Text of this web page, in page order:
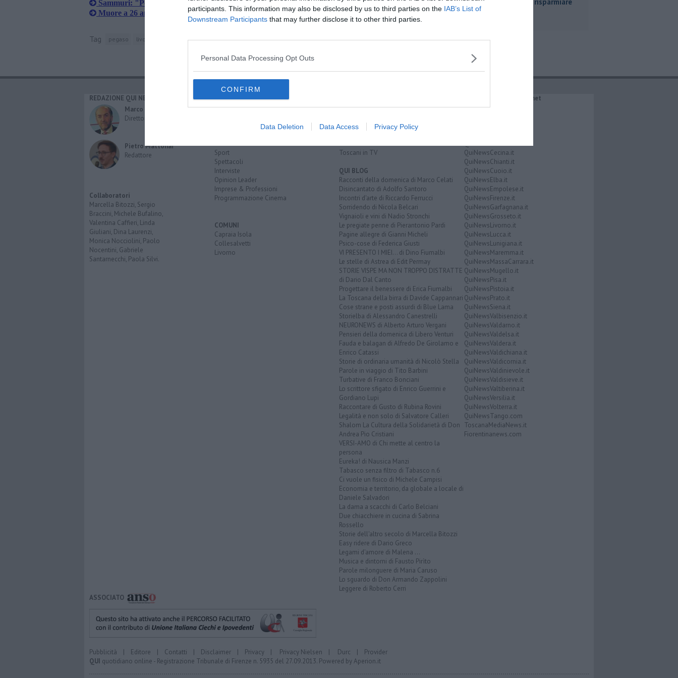
participants. This information may also be disclosed by us to third parties on the IAB’s List of
Downstream Participants that may further disclose it to other third parties.
Personal Data Processing Opt Outs
CONFIRM
Data Deletion Data Access Privacy Policy
Sammuri: "Poteva essere una tragedia"
Muore a 26 anni sulla A12
Tag pegaso livorno clavicola vigili del fuoco elisoccorso verricello pronto soccorso
REDAZIONE QUI NEWS
Marco Migli
Direttore Responsabile
Pietro Mattonai
Redattore
Collaboratori
Marcella Bitozzi, Sergio
Braccini, Michele Bufalino,
Valentina Caffieri, Linda
Giuliani, Dina Laurenzi,
Monica Nocciolini, Paolo
Nocentini, Gabriele
Santarnecchi, Paola Silvi.
CATEGORIE
Cronaca
Sport
Spettacoli
Interviste
Opinion Leader
Imprese & Professioni
Programmazione Cinema
COMUNI
Capraia Isola
Collesalvetti
Livorno
Le notizie di oggi
Più Letti del mese
Toscani in TV
QUI BLOG
Racconti della domenica di Marco Celati
Disincantato di Adolfo Santoro
Incontri d'arte di Riccardo Ferrucci
Sorridendo di Nicola Belcari
Vignaioli e vini di Nadio Stronchi
Le pregiate penne di Pierantonio Pardi
Pagine allegre di Gianni Micheli
Psico-cose di Federica Giusti
VI PRESENTO I MIEI... di Dino Fiumalbi
Le stelle di Astrea di Edit Permay
STORIE VISPE MA NON TROPPO DISTRATTE
di Dario Dal Canto
Progettare il benessere di Erica Fiumalbi
La Toscana della birra di Davide Cappannari
Cose strane e posti assurdi di Blue Lama
Storielba di Alessandro Canestrelli
NEURONEWS di Alberto Arturo Vergani
Pensieri della domenica di Libero Venturi
Fauda e balagan di Alfredo De Girolamo e
Enrico Catassi
Storie di ordinaria umanità di Nicolò Stella
Parole in viaggio di Tito Barbini
Turbative di Franco Bonciani
Lo scrittore sfigato di Enrico Guerrini e
Gordiano Lupi
Raccontare di Gusto di Rubina Rovini
Legalità e non solo di Salvatore Calleri
Shalom La Cultura della Solidarietà di Don
Andrea Pio Cristiani
VERSI-AMO di Chi mette al centro la
persona
Eureka! di Nausica Manzi
Tabasco senza filtro di Tabasco n.6
Ci vuole un fisico di Michele Campisi
Economia e territorio, da globale a locale di
Daniele Salvadori
La dama a scacchi di Carlo Belciani
Due chiacchiere in cucina di Sabrina
Rossello
Storie dell'altro secolo di Marcella Bitozzi
Easy ridere di Dario Greco
Legami d'amore di Malena ...
Musica e dintorni di Fausto Pirìto
Parole milonguere di Maria Caruso
Lo sguardo di Don Armando Zappolini
Leggere di Roberto Cerri
IL NETWORK QuiNews.net
QuiNewsAbetone.it
QuiNewsCecina.it
QuiNewsChianti.it
QuiNewsCuoio.it
QuiNewsElba.it
QuiNewsEmpolese.it
QuiNewsFirenze.it
QuiNewsGarfagnana.it
QuiNewsGrosseto.it
QuiNewsLivorno.it
QuiNewsLucca.it
QuiNewsLunigiana.it
QuiNewsMaremma.it
QuiNewsMassaCarrara.it
QuiNewsMugello.it
QuiNewsPisa.it
QuiNewsPistoia.it
QuiNewsPrato.it
QuiNewsSiena.it
QuiNewsValbisenzio.it
QuiNewsValdarno.it
QuiNewsValdelsa.it
QuiNewsValdera.it
QuiNewsValdichiana.it
QuiNewsValdicornia.it
QuiNewsValdinievole.it
QuiNewsValdisieve.it
QuiNewsValtiberina.it
QuiNewsVersilia.it
QuiNewsVolterra.it
QuiNewsTango.com
ToscanaMediaNews.it
Fiorentinanews.com
ASSOCIATO
Pubblicità | Editore | Contatti | Disclaimer | Privacy | Privacy Nielsen | Durc | Provider
QUI quotidiano online - Registrazione Tribunale di Firenze n. 5935 del 27.09.2013. Powered byAperion.it